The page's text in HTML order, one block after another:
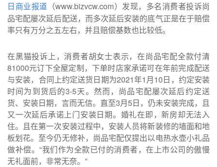
日商业报道
（www.bizvcw.com）发现，多名消费者投诉尚
品宅配屡次延后配送，而多次延后安装的底气正是在于赔偿
率只有万分之五左右，并且赔偿基数也比较低。
在黑猫投诉上，消费者胡女士表示，在尚品宅配全款付清
81000元订下全屋定制，下单时店家承诺可在年前完成配送
与安装，合同上约定送货日期为2021年1月10日，约定安装
时间为到货后的3-5天。然而，尚品宅配屡次延后约定送
货、安装日期，言而无信。直至3月5日，仍未安装完成，且
又一次延后承诺上门安装日期。婚礼在即，新房却无法入
住。且在第一次安装过程中，安装人员将新装修的墙面和地
板划花。至今仍无修补，尚品宅配仅提出以电热水壶小礼品
做补偿。“我们作为全款已付的消费者，在上市公司的傲慢
无礼面前，非常无奈。”